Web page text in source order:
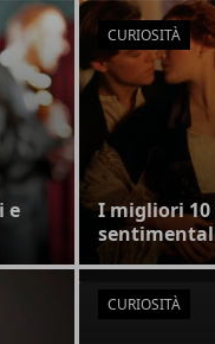
e
CURIOSITÀ
I migliori
CURIOSITÀ